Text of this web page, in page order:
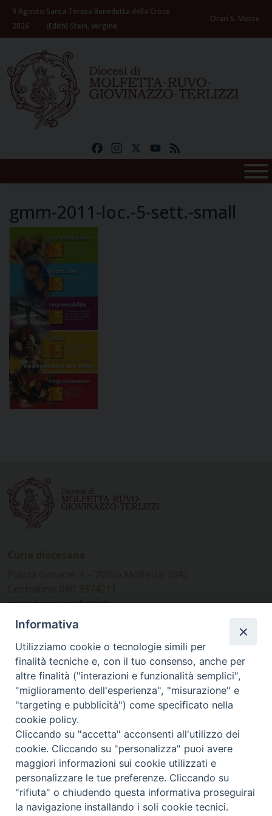
Skip
content
9 Agosto
2026
Santa Teresa Benedetta della Croce
(Edith) Stein, vergine
Orari S. Messe
FacebookInstagramYouTube
gmm-2011-loc.-5-sett.-small
www.diocesimolfetta.it –
diocesimolfetta@pec.chiesacattolica.it
Ufficio Comunicazioni sociali
Piazza Giovene 4 – 70056 Molfetta (BA)
comunicazionisociali@diocesimolfetta.it
SEGUICI SU
Facebook
Instagram
X YouTube
Feed
Privacy Policy - trasparenza
Informativa
Utilizziamo cookie o tecnologie simili per
finalità tecniche e, con il tuo consenso, anche per
altre finalità ("interazioni e funzionalità semplici",
"miglioramento dell'esperienza", "misurazione" e
"targeting e pubblicità") come specificato nella
cookie policy.
Cliccando su "accetta" acconsenti all'utilizzo dei
cookie. Cliccando su "personalizza" puoi avere
maggiori informazioni sui cookie utilizzati e
personalizzare le tue preferenze. Cliccando su
"rifiuta" o chiudendo questa informativa proseguirai
la navigazione installando i soli cookie tecnici.